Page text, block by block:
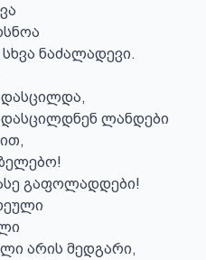
ნაძალადევი.
ლანდები
გაფოლადდები!
არის მედგარი,